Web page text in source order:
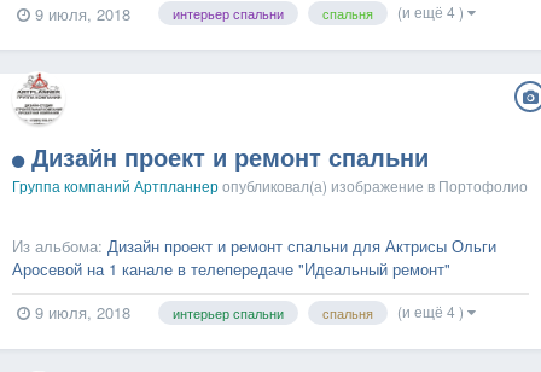
9 июля, 2018
интерьер спальни спальня (и ещё 4 )
Дизайн проект и ремонт спальни
Группа компаний Артпланнеропубликовал(а) изображение в Портофолио
Из альбома: Дизайн проект и ремонт спальни для Актрисы Ольги
Аросевой на 1 канале в телепередаче "Идеальный ремонт"
9 июля, 2018
интерьер спальни спальня (и ещё 4 )